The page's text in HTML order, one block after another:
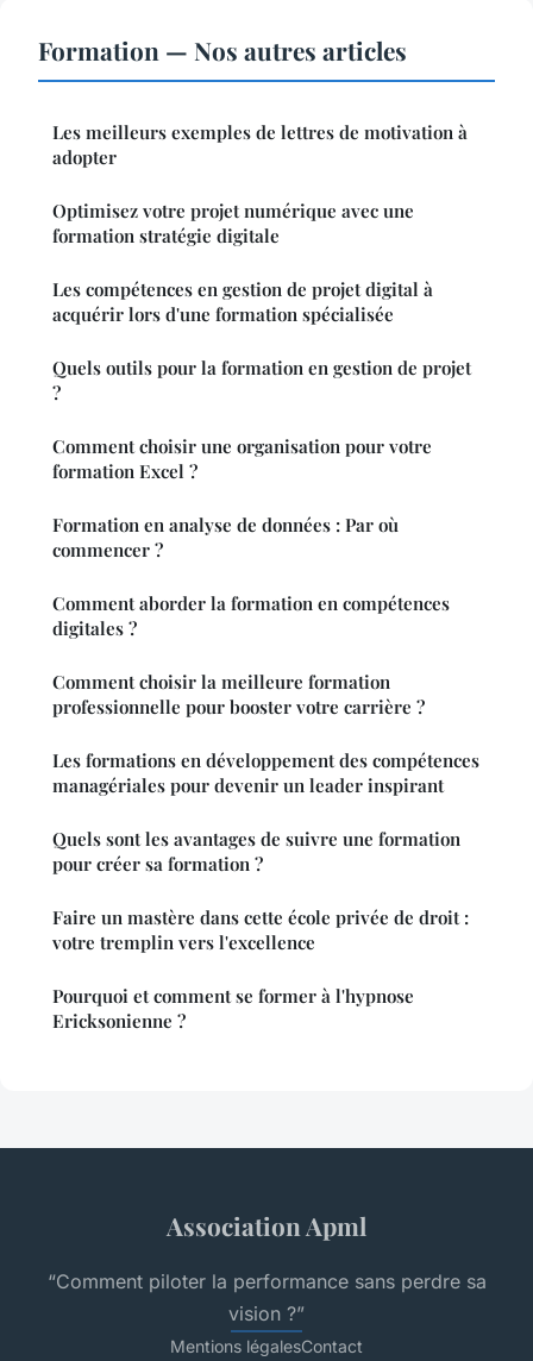
Formation — Nos autres articles
Les meilleurs exemples de lettres de motivation à
adopter
Optimisez votre projet numérique avec une
formation stratégie digitale
Les compétences en gestion de projet digital à
acquérir lors d'une formation spécialisée
Quels outils pour la formation en gestion de projet
?
Comment choisir une organisation pour votre
formation Excel ?
Formation en analyse de données : Par où
commencer ?
Comment aborder la formation en compétences
digitales ?
Comment choisir la meilleure formation
professionnelle pour booster votre carrière ?
Les formations en développement des compétences
managériales pour devenir un leader inspirant
Quels sont les avantages de suivre une formation
pour créer sa formation ?
Faire un mastère dans cette école privée de droit :
votre tremplin vers l'excellence
Pourquoi et comment se former à l'hypnose
Ericksonienne ?
Association Apml
“Comment piloter la performance sans perdre sa
vision ?”
Mentions légalesContact